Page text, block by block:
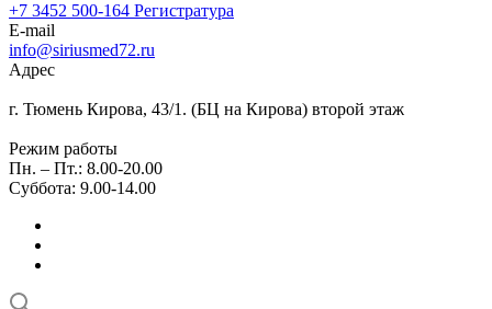
+7 3452 500-164 Регистратура
E-mail
info@siriusmed72.ru
Адрес
г. Тюмень Кирова, 43/1. (БЦ на Кирова) второй этаж
Режим работы
Пн. – Пт.: 8.00-20.00
Суббота: 9.00-14.00